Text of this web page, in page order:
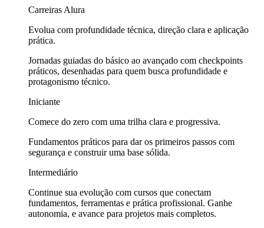
Carreiras Alura
Evolua com profundidade técnica, direção clara e aplicação
prática.
Jornadas guiadas do básico ao avançado com checkpoints
práticos, desenhadas para quem busca profundidade e
protagonismo técnico.
Iniciante
Comece do zero com uma trilha clara e progressiva.
Fundamentos práticos para dar os primeiros passos com
segurança e construir uma base sólida.
Intermediário
Continue sua evolução com cursos que conectam
fundamentos, ferramentas e prática profissional. Ganhe
autonomia, e avance para projetos mais completos.